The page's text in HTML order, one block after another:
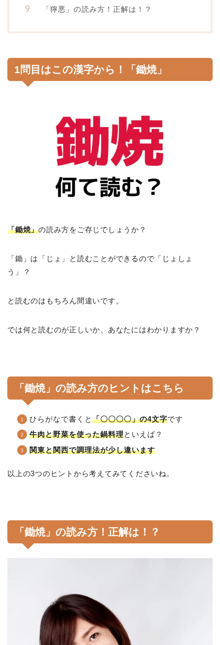
「獰悪」の読み方！正解は！？
1問目はこの漢字から！「鋤焼」
「鋤焼」の読み方をご存じでしょうか？
「鋤」は「じょ」と読むことができるので「じょしょ
う」？
と読むのはもちろん間違いです。
では何と読むのが正しいか、あなたにはわかりますか？
「鋤焼」の読み方のヒントはこちら
ひらがなで書くと 「〇〇〇〇」の4文字です
牛肉と野菜を使った鍋料理といえば？
関東と関西で調理法が少し違います
以上の3つのヒントから考えてみてくださいね。
「鋤焼」の読み方！正解は！？